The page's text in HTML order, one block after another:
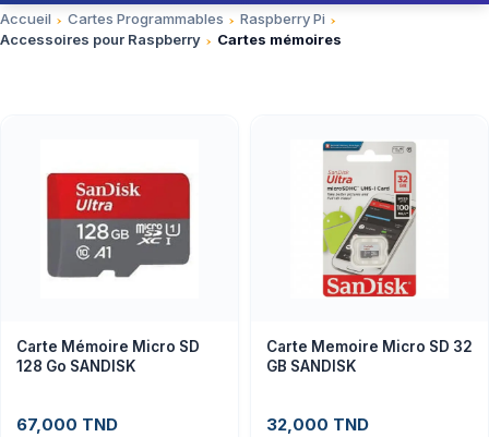
Accueil Cartes Programmables
Raspberry Pi
Accessoires pour Raspberry
Cartes mémoires
Carte Mémoire Micro SD
128 Go SANDISK
67,000 TND
Carte Memoire Micro SD 32
GB SANDISK
32,000 TND